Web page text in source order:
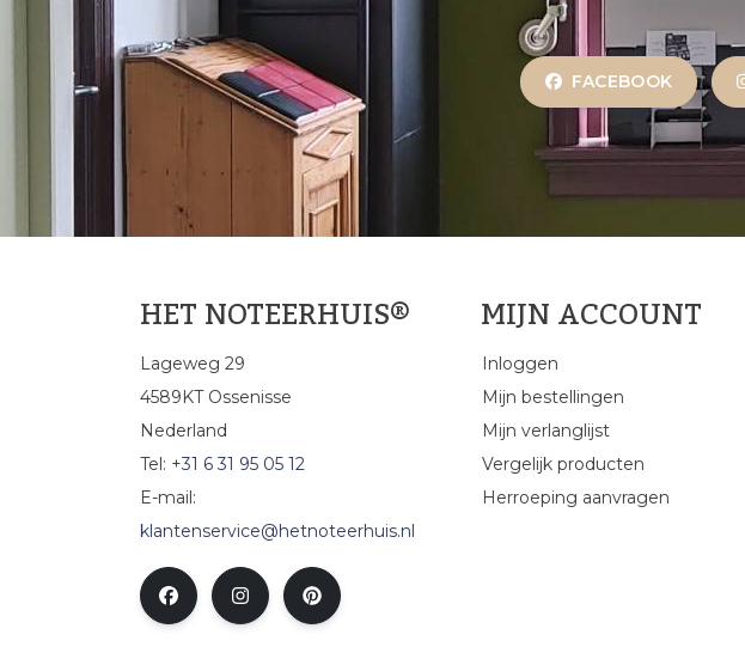
FACEBOOK
HET NOTEERHUIS®
Lageweg 29
4589KT Ossenisse
Nederland
Tel: +31 6 31 95 05 12
E-mail:
klantenservice@hetnoteerhuis.nl
MIJN ACCOUNT
Inloggen
Mijn bestellingen
Mijn verlanglijst
Vergelijk producten
Herroeping aanvragen